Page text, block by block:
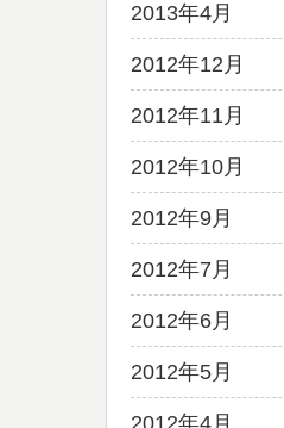
2013年4月
2012年12月
2012年11月
2012年10月
2012年9月
2012年7月
2012年6月
2012年5月